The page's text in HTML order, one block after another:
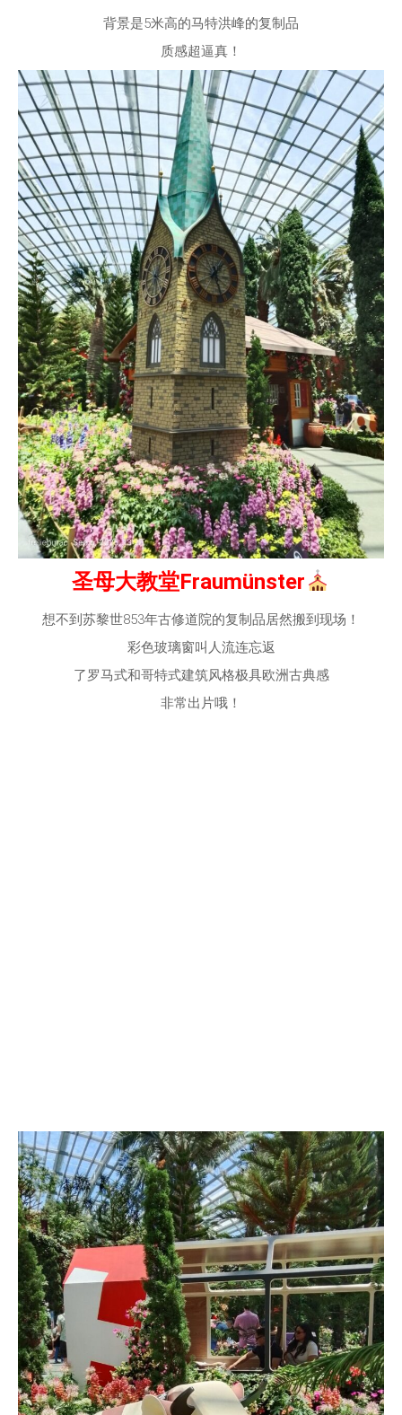
背景是5米高的马特洪峰的复制品
质感超逼真！
圣母大教堂Fraumünster
想不到苏黎世853年古修道院的复制品居然搬到现场！
彩色玻璃窗叫人流连忘返
了罗马式和哥特式建筑风格极具欧洲古典感
非常出片哦！